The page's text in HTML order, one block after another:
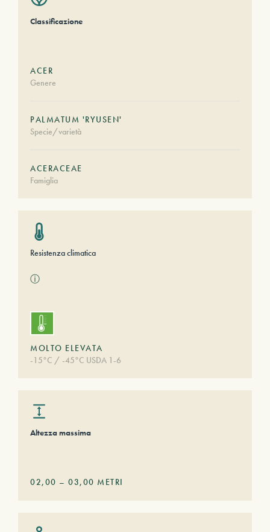
Classificazione
ACER
Genere
PALMATUM 'RYUSEN'
Specie/varietà
ACERACEAE
Famiglia
Resistenza climatica
ⓘ
MOLTO ELEVATA
-15°C / -45°C USDA 1-6
Altezza massima
02,00 – 03,00 METRI